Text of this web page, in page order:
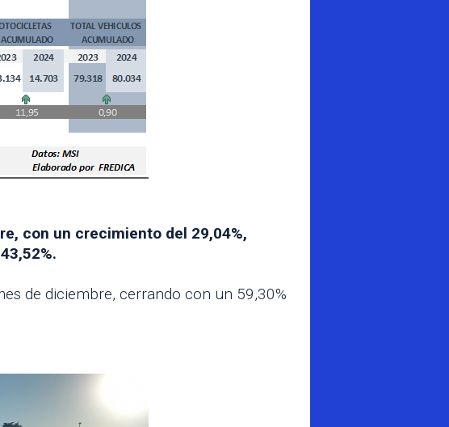
con un crecimiento del 29,04%,
de diciembre, cerrando con un 59,30%